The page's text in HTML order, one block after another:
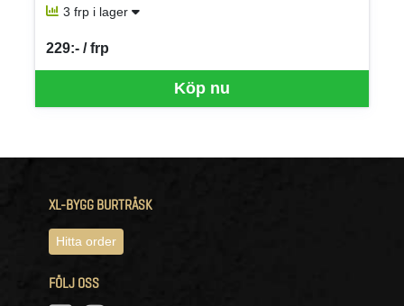
3 frp i lager
Köp nu
229:- / frp
SEK per FRP
XL-BYGG BURTRÄSK
Hitta order
FÖLJ OSS